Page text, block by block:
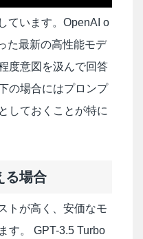
ています。OpenAI o
た最新の高性能モデ
度意図を汲んで回答
の場合にはプロンプ
しておくことが特に
る場合
トが高く、安価なモ
す。 GPT-3.5 Turbo